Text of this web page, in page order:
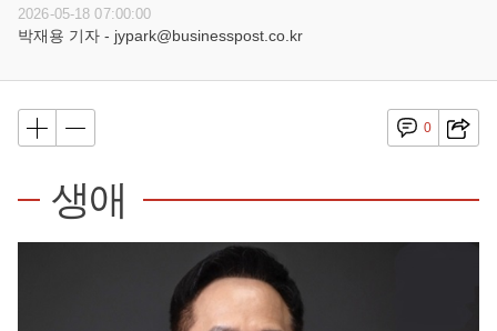
2026-05-18 07:00:00
박재용 기자 - jypark@businesspost.co.kr
0
생애